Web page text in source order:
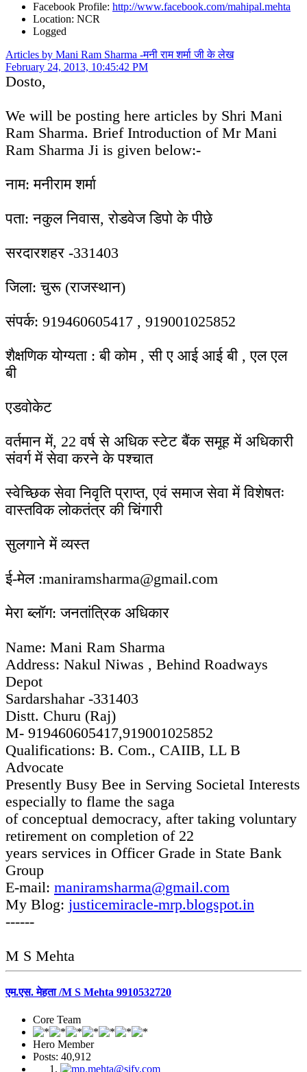
Facebook Profile: http://www.facebook.com/mahipal.mehta
Location: NCR
Logged
Articles by Mani Ram Sharma -मनी राम शर्मा जी के लेख
February 24, 2013, 10:45:42 PM
Dosto,
We will be posting here articles by Shri Mani
Ram Sharma. Brief Introduction of Mr Mani
Ram Sharma Ji is given below:-
नाम: मनीराम शर्मा
पता: नकुल निवास, रोडवेज डिपो के पीछे
सरदारशहर -331403
जिला: चुरू (राजस्थान)
संपर्क: 919460605417 , 919001025852
शैक्षणिक योग्यता : बी कोम , सी ए आई आई बी , एल एल
बी
एडवोकेट
वर्तमान में, 22 वर्ष से अधिक स्टेट बैंक समूह में अधिकारी
संवर्ग में सेवा करने के पश्चात
स्वेच्छिक सेवा निवृति प्राप्त, एवं समाज सेवा में विशेषतः
वास्तविक लोकतंत्र की चिंगारी
सुलगाने में व्यस्त
ई-मेल :maniramsharma@gmail.com
मेरा ब्लॉग: जनतांत्रिक अधिकार
Name: Mani Ram Sharma
Address: Nakul Niwas , Behind Roadways
Depot
Sardarshahar -331403
Distt. Churu (Raj)
M- 919460605417,919001025852
Qualifications: B. Com., CAIIB, LL B
Advocate
Presently Busy Bee in Serving Societal Interests
especially to flame the saga
of conceptual democracy, after taking voluntary
retirement on completion of 22
years services in Officer Grade in State Bank
Group
E-mail: maniramsharma@gmail.com
My Blog: justicemiracle-mrp.blogspot.in
------
M S Mehta
एम.एस. मेहता /M S Mehta 9910532720
Core Team
Hero Member
Posts: 40,912